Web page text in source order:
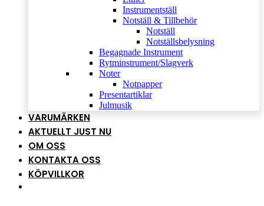
Instrumentställ
Notställ & Tillbehör
Notställ
Notställsbelysning
Begagnade Instrument
Rytminstrument/Slagverk
Noter
Notpapper
Presentartiklar
Julmusik
VARUMÄRKEN
AKTUELLT JUST NU
OM OSS
KONTAKTA OSS
KÖPVILLKOR